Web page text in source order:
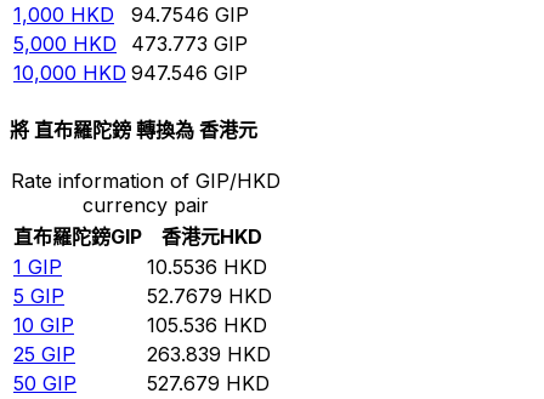
1,000 HKD 94.7546 GIP
5,000 HKD 473.773 GIP
10,000 HKD 947.546 GIP
將 直布羅陀鎊 轉換為 香港元
Rate information of GIP/HKD
currency pair
直布羅陀鎊GIP 香港元HKD
1 GIP 10.5536 HKD
5 GIP 52.7679 HKD
10 GIP 105.536 HKD
25 GIP 263.839 HKD
50 GIP 527.679 HKD